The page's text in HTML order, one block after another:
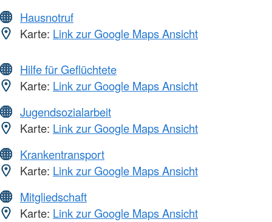
Hausnotruf
Karte: Link zur Google Maps Ansicht
Hilfe für Geflüchtete
Karte: Link zur Google Maps Ansicht
Jugendsozialarbeit
Karte: Link zur Google Maps Ansicht
Krankentransport
Karte: Link zur Google Maps Ansicht
Mitgliedschaft
Karte: Link zur Google Maps Ansicht